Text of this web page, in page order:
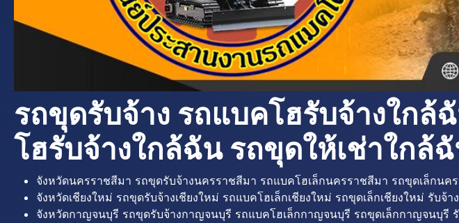
รถขุดรับจ้าง รถแบคโฮรับจ้างใกล้
โฮรับจ้างใกล้ฉัน รถขุดให้เช่าใกล้
จังหวัดนครราชสีมา รถขุดรับจ้างนครราชสีมา รถแบคโฮเล็กนครราชสีมา รถขุดเล็กน
จังหวัดเชียงใหม่ รถขุดรับจ้างเชียงใหม่ รถแบคโฮเล็กเชียงใหม่ รถขุดเล็กเชียงใหม่ รับจ้
จังหวัดกาญจนบุรี รถขุดรับจ้างกาญจนบุรี รถแบคโฮเล็กกาญจนบุรี รถขุดเล็กกาญจนบุรี